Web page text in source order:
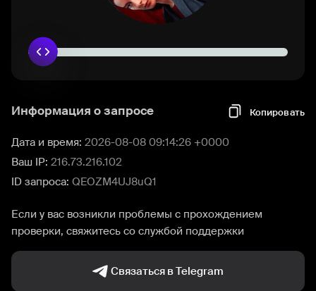
Информация о запросе Копировать
Дата и время: 2026-08-08 09:14:26 +0000
Ваш IP: 216.73.216.102
ID запроса: QEOZM4UJ8uQ1
Если у вас возникли проблемы с прохождением
проверки, свяжитесь со службой поддержки
Связаться в Telegram